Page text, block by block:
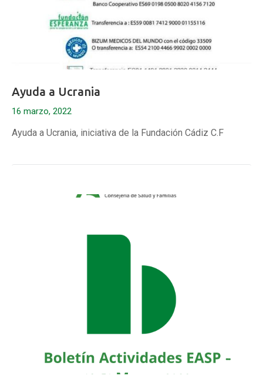
Ayuda a Ucrania
16 marzo, 2022
Ayuda a Ucrania, iniciativa de la Fundación Cádiz C.F